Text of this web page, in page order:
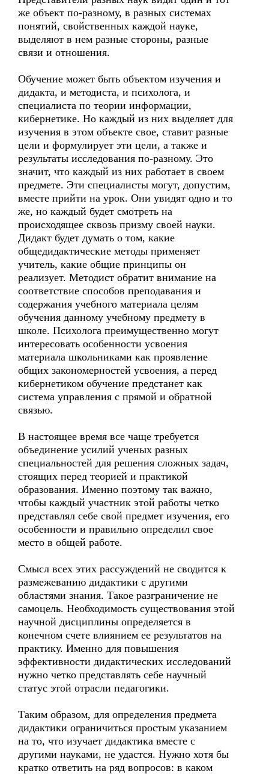
же объект по-разному, в разных системах
понятий, свойственных каждой науке,
выделяют в нем разные стороны, разные
связи и отношения.
Обучение может быть объектом изучения и
дидакта, и методиста, и психолога, и
специалиста по теории информации,
кибернетике. Но каждый из них выделяет для
изучения в этом объекте свое, ставит разные
цели и формулирует эти цели, а также и
результаты исследования по-разному. Это
значит, что каждый из них работает в своем
предмете. Эти специалисты могут, допустим,
вместе прийти на урок. Они увидят одно и то
же, но каждый будет смотреть на
происходящее сквозь призму своей науки.
Дидакт будет думать о том, какие
общедидактические методы применяет
учитель, какие общие принципы он
реализует. Методист обратит внимание на
соответствие способов преподавания и
содержания учебного материала целям
обучения данному учебному предмету в
школе. Психолога преимущественно могут
интересовать особенности усвоения
материала школьниками как проявление
общих закономерностей усвоения, а перед
кибернетиком обучение предстанет как
система управления с прямой и обратной
связью.
В настоящее время все чаще требуется
объединение усилий ученых разных
специальностей для решения сложных задач,
стоящих перед теорией и практикой
образования. Именно поэтому так важно,
чтобы каждый участник этой работы четко
представлял себе свой предмет изучения, его
особенности и правильно определил свое
место в общей работе.
Смысл всех этих рассуждений не сводится к
размежеванию дидактики с другими
областями знания. Такое разграничение не
самоцель. Необходимость существования этой
научной дисциплины определяется в
конечном счете влиянием ее результатов на
практику. Именно для повышения
эффективности дидактических исследований
нужно четко представлять себе научный
статус этой отрасли педагогики.
Таким образом, для определения предмета
дидактики ограничиться простым указанием
на то, что изучает дидактика вместе с
другими науками, не удастся. Нужно хотя бы
кратко ответить на ряд вопросов: в каком